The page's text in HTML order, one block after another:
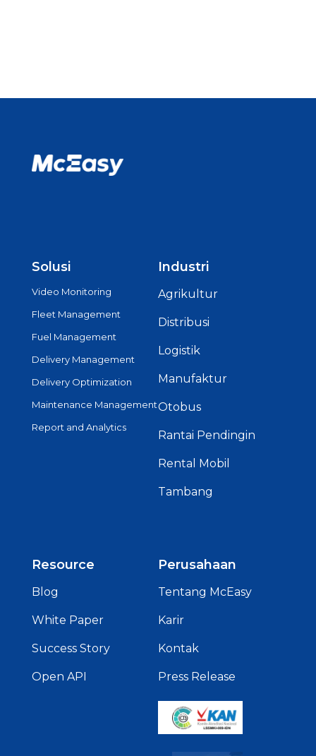
Solusi
Video Monitoring
Fleet Management
Fuel Management
Delivery Management
Delivery Optimization
Maintenance Management
Report and Analytics
Industri
Agrikultur
Distribusi
Logistik
Manufaktur
Otobus
Rantai Pendingin
Rental Mobil
Tambang
Resource
Blog
White Paper
Success Story
Open API
Perusahaan
Tentang McEasy
Karir
Kontak
Press Release